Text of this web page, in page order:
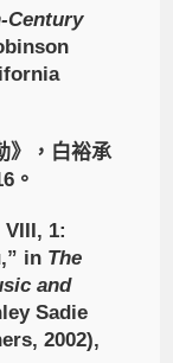
Century
》，白裕承
。
1:
in The
and
Sadie
2002),